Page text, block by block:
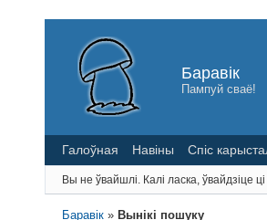
Баравік
Пампуй сваё!
Галоўная Навіны Спіс
Вы не ўвайшлі. Калі ласка, ўвайдзіце
Баравік » Вынікі пошуку